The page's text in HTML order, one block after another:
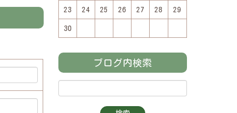
23 24 25 26 27 28 29
30
ブログ内検索